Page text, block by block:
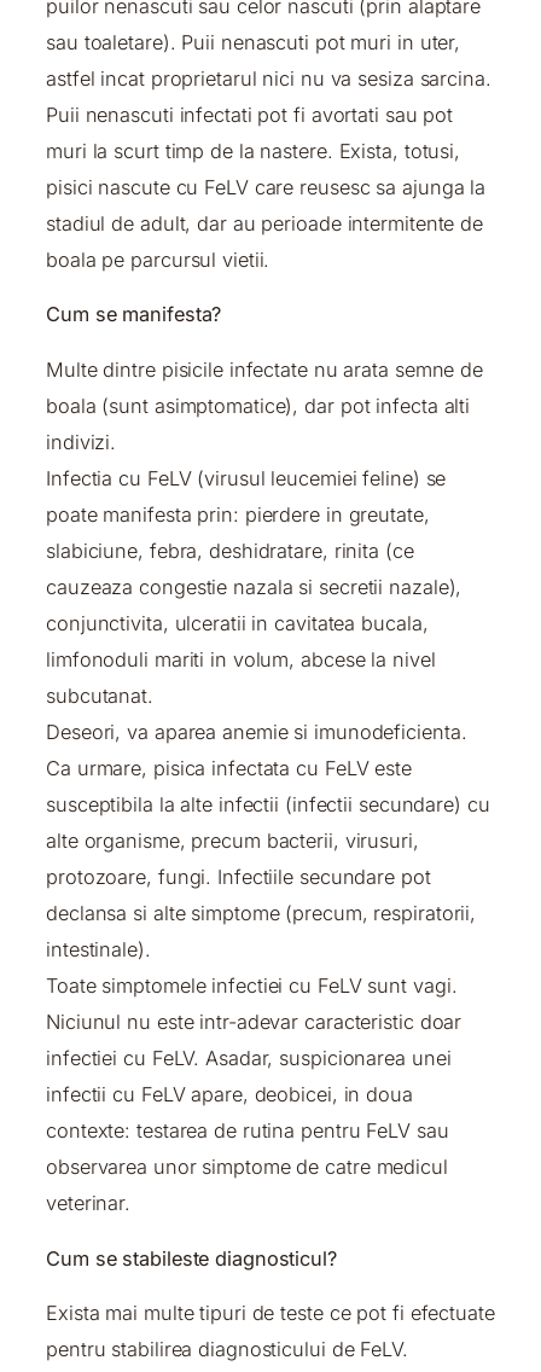
puilor nenascuti sau celor nascuti (prin alaptare
sau toaletare). Puii nenascuti pot muri in uter,
astfel incat proprietarul nici nu va sesiza sarcina.
Puii nenascuti infectati pot fi avortati sau pot
muri la scurt timp de la nastere. Exista, totusi,
pisici nascute cu FeLV care reusesc sa ajunga la
stadiul de adult, dar au perioade intermitente de
boala pe parcursul vietii.
Cum se manifesta?
Multe dintre pisicile infectate nu arata semne de
boala (sunt asimptomatice), dar pot infecta alti
indivizi.
Infectia cu FeLV (virusul leucemiei feline) se
poate manifesta prin: pierdere in greutate,
slabiciune, febra, deshidratare, rinita (ce
cauzeaza congestie nazala si secretii nazale),
conjunctivita, ulceratii in cavitatea bucala,
limfonoduli mariti in volum, abcese la nivel
subcutanat.
Deseori, va aparea anemie si imunodeficienta.
Ca urmare, pisica infectata cu FeLV este
susceptibila la alte infectii (infectii secundare) cu
alte organisme, precum bacterii, virusuri,
protozoare, fungi. Infectiile secundare pot
declansa si alte simptome (precum, respiratorii,
intestinale).
Toate simptomele infectiei cu FeLV sunt vagi.
Niciunul nu este intr-adevar caracteristic doar
infectiei cu FeLV. Asadar, suspicionarea unei
infectii cu FeLV apare, deobicei, in doua
contexte: testarea de rutina pentru FeLV sau
observarea unor simptome de catre medicul
veterinar.
Cum se stabileste diagnosticul?
Exista mai multe tipuri de teste ce pot fi efectuate
pentru stabilirea diagnosticului de FeLV.